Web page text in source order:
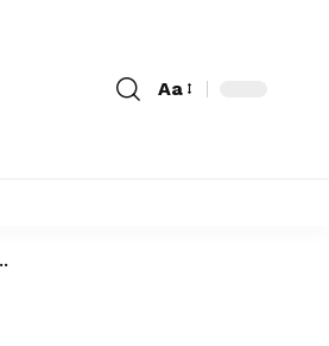
Aa